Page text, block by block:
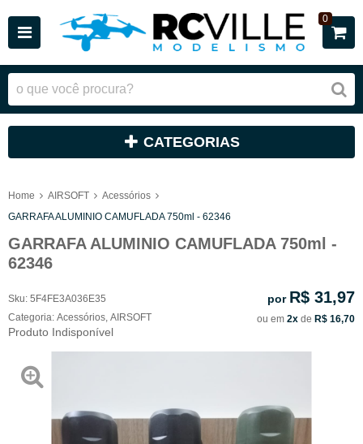
0
CATEGORIAS
Home AIRSOFT
Acessórios
GARRAFA ALUMINIO CAMUFLADA 750ml - 62346
GARRAFA ALUMINIO CAMUFLADA 750ml -
62346
Sku: 5F4FE3A036E35
Categoria: Acessórios AIRSOFT
Produto Indisponível
por R$ 31,97
ou em 2x de R$ 16,70